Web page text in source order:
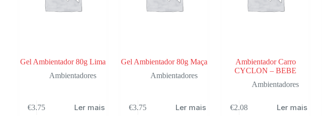
Gel Ambientador 80g Lima
Ambientadores
€3.75 Ler mais
Gel Ambientador 80g Maça
Ambientadores
€3.75 Ler mais
Ambientador Carro
CYCLON – BEBE
Ambientadores
€2.08 Ler mais